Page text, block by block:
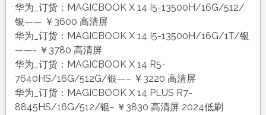
华为_订货：MAGICBOOK X 14 I5-13500H/16G/512/
银—— ￥3600 高清屏
华为_订货：MAGICBOOK X 14 I5-13500H/16G/1T/银
——- ￥3780 高清屏
华为_订货：MAGICBOOK X 14 R5-
7640HS/16G/512G/银—– ￥3220 高清屏
华为_订货：MAGICBOOK X 14 PLUS R7-
8845HS/16G/512/银- ￥3830 高清屏 2024低刷